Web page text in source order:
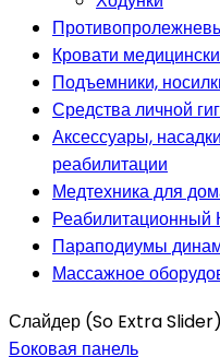
Кровати
Подъемники,
Средства личной
Аксессуары,
реабилитации
Медтехника для
Реабилитационный
Параподиумы
Массажное
Слайдер (So Extra
Боковая панель